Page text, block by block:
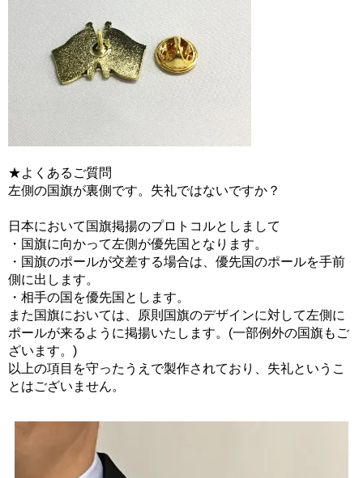
★よくあるご質問
左側の国旗が裏側です。失礼ではないですか？
日本において国旗掲揚のプロトコルとしまして
・国旗に向かって左側が優先国となります。
・国旗のポールが交差する場合は、優先国のポールを手前
側に出します。
・相手の国を優先国とします。
また国旗においては、原則国旗のデザインに対して左側に
ポールが来るように掲揚いたします。(一部例外の国旗もご
ざいます。)
以上の項目を守ったうえで製作されており、失礼というこ
とはございません。